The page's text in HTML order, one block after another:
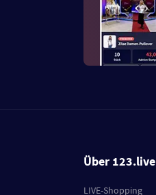
Über 123.live
LIVE-Shopping